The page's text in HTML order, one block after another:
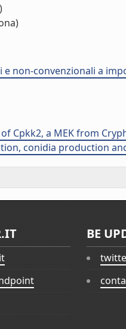
e non-convenzionali a
Cpkk2, a MEK from
conidia production
BE